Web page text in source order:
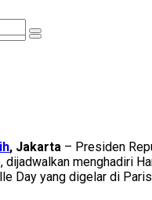
, Jakarta – Presiden
dijadwalkan menghadiri
Day yang digelar di